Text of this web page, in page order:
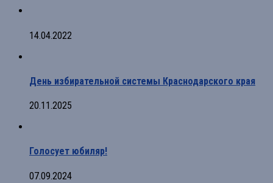
14.04.2022
День избирательной системы Краснодарского края
20.11.2025
Голосует юбиляр!
07.09.2024